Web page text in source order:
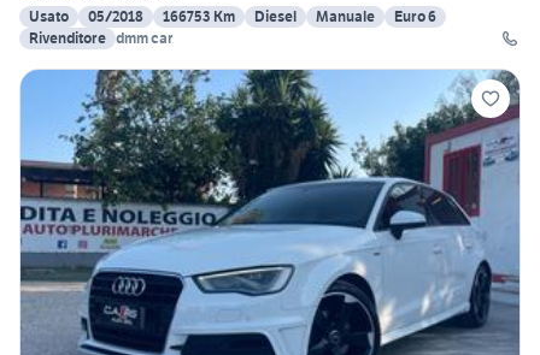
Usato
05/2018 166753 Km Diesel Manuale
Euro 6
Rivenditore dmm car